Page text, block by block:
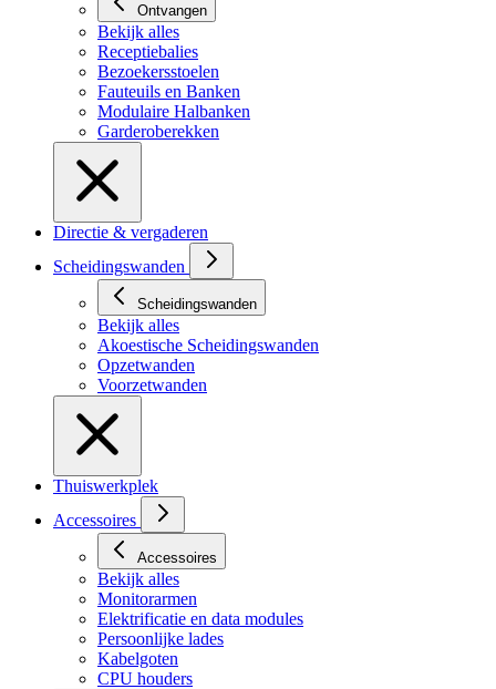
Ontvangen
Bekijk alles
Receptiebalies
Bezoekersstoelen
Fauteuils en Banken
Modulaire Halbanken
Garderoberekken
Directie & vergaderen
Scheidingswanden
Scheidingswanden
Bekijk alles
Akoestische Scheidingswanden
Opzetwanden
Voorzetwanden
Thuiswerkplek
Accessoires
Accessoires
Bekijk alles
Monitorarmen
Elektrificatie en data modules
Persoonlijke lades
Kabelgoten
CPU houders